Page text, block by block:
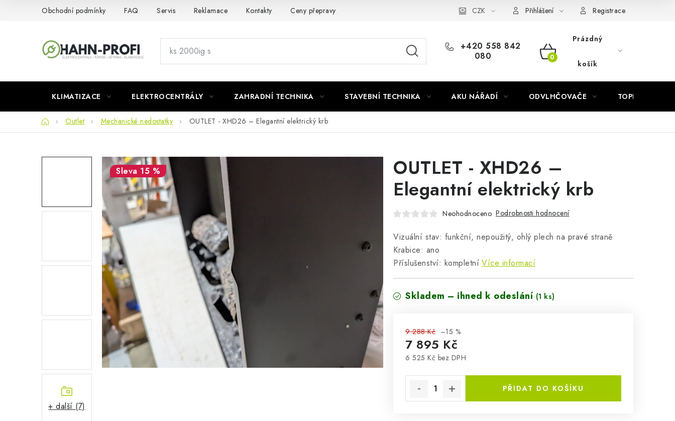
Obchodní podmínky FAQ Servis Reklamace Kontakty Ceny přepravy Náhradní díly Könner & Söhnen Reklamační řád
CZK Přihlášení Registrace
+420 558 842
080
NÁKUPNÍ
Prázdný
košík
KLIMATIZACE ELEKTROCENTRÁLY ZAHRADNÍ TECHNIKA STAVEBNÍ TECHNIKA AKU NÁŘADÍ ODVLHČOVAČE TOPIDLA
DomůOutlet Mechanické nedostatky OUTLET - XHD26 – Elegantní elektrický krb
+ další (7)
OUTLET - XHD26 –
Elegantní elektrický krb
Neohodnoceno Podrobnosti hodnocení
Vizuální stav: funkční, nepoužitý, ohlý plech na pravé straně
Krabice: ano
Příslušenství: kompletní Více informací
Skladem – ihned k odeslání (1 ks)
9 288 Kč –15 %
7 895 Kč
6 525 Kč bez DPH
PŘIDAT DO KOŠÍKU
15 %